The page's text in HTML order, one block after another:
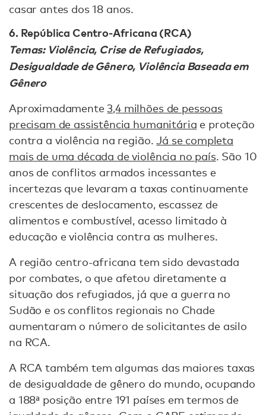
casar antes dos 18 anos.
6. República Centro-Africana (RCA)
Temas: Violência, Crise de Refugiados,
Desigualdade de Gênero, Violência Baseada em
Gênero
Aproximadamente3,4 milhões de pessoas
precisam de assistência humanitária e proteção
contra a violência na região.Já se completa
mais de uma década de violência no país. São 10
anos de conflitos armados incessantes e
incertezas que levaram a taxas continuamente
crescentes de deslocamento, escassez de
alimentos e combustível, acesso limitado à
educação e violência contra as mulheres.
A região centro-africana tem sido devastada
por combates, o que afetou diretamente a
situação dos refugiados, já que a guerra no
Sudão e os conflitos regionais no Chade
aumentaram o número de solicitantes de asilo
na RCA.
A RCA também tem algumas das maiores taxas
de desigualdade de gênero do mundo, ocupando
a 188ª posição entre 191 países em termos de